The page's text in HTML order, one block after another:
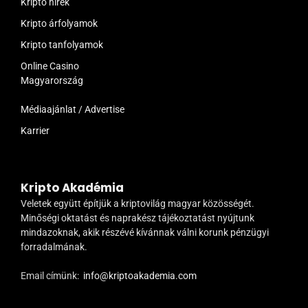
Kripto árfolyamok
Kripto tanfolyamok
Online Casino
Magyarország
Médiaajánlat / Advertise
Karrier
Kripto Akadémia
Veletek együtt építjük a kriptovilág magyar közösségét.
Minőségi oktatást és naprakész tájékoztatást nyújtunk
mindazoknak, akik részévé kívánnak válni korunk pénzügyi
forradalmának.
Email címünk: info@kriptoakademia.com